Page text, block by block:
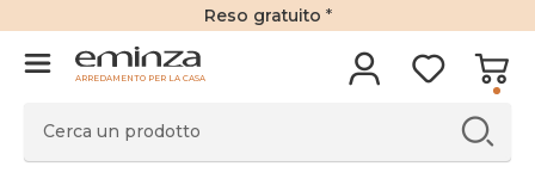
Reso gratuito *
ARREDAMENTO PER LA CASA